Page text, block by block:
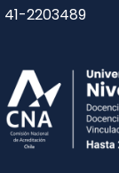
41-2203489